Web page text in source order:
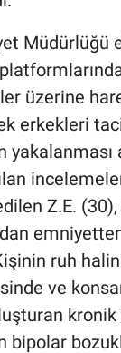
Müdürlüğü
üzerine
erkekleri
yakalanması
Z.E. (30),
ruh
ve
bipolar